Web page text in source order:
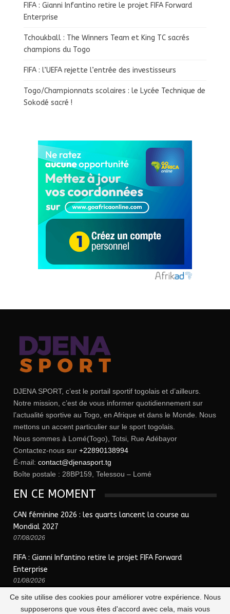
FIFA : Gianni Infantino retire le projet FIFA Forward
Enterprise
Tchoukball : The Winners Team et King TC sacrés
champions du Togo
FIFA : l’UEFA rejette l’entrée des investisseurs
Togo/Championnats scolaires : le Lycée Technique de
Sokodé sacré !
DJENA SPORT, c’est le portail sportif togolais et d’ailleurs.
Notre mission, c’est de vous informer quotidiennement sur
l’actualité sportive au Togo, en Afrique et dans le Monde. Nous
mettons un accent particulier sur le sport togolais.
Nous sommes à Lomé(Togo), Totsi, Rue Adébayor
Contactez-nous sur +22890138994
É-mail: contact@djenasport.tg
Boîte postale : 28BP159, Telessou – Lomé
EN CE MOMENT
CAN féminine 2026 : les quarts lancent la course au
Mondial 2027
07/08/2026
FIFA : Gianni Infantino retire le projet FIFA Forward
Enterprise
01/08/2026
© 2026 - Djena Sport | le sport togolais en un clic !. Tous Droits Réservés.
Ce site utilise des cookies pour améliorer votre expérience. Nous
supposerons que vous êtes d'accord avec cela, mais vous